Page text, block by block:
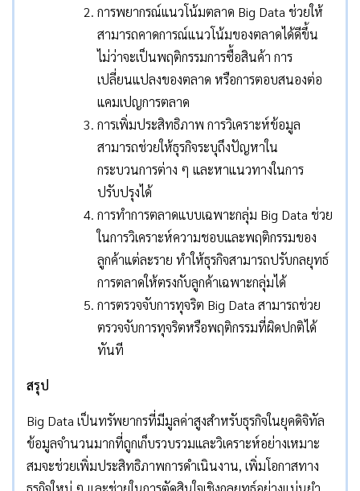
การพยากรณ์แนวโน้มตลาด Big Data ช่วยให้
สามารถคาดการณ์แนวโน้มของตลาดได้ดีขึ้น
ไม่ว่าจะเป็นพฤติกรรมการซื้อสินค้า การ
เปลี่ยนแปลงของตลาด หรือการตอบสนองต่อ
แคมเปญการตลาด
การเพิ่มประสิทธิภาพ การวิเคราะห์ข้อมูล
สามารถช่วยให้ธุรกิจระบุถึงปัญหาใน
กระบวนการต่าง ๆ และหาแนวทางในการ
ปรับปรุงได้
การทำการตลาดแบบเฉพาะกลุ่ม Big Data ช่วย
ในการวิเคราะห์ความชอบและพฤติกรรมของ
ลูกค้าแต่ละราย ทำให้ธุรกิจสามารถปรับกลยุทธ์
การตลาดให้ตรงกับลูกค้าเฉพาะกลุ่มได้
การตรวจจับการทุจริต Big Data สามารถช่วย
ตรวจจับการทุจริตหรือพฤติกรรมที่ผิดปกติได้
ทันที
สรุป
Big Data เป็นทรัพยากรที่มีมูลค่าสูงสำหรับธุรกิจในยุคดิจิทัล
ข้อมูลจำนวนมากที่ถูกเก็บรวบรวมและวิเคราะห์อย่างเหมาะ
สมจะช่วยเพิ่มประสิทธิภาพการดำเนินงาน, เพิ่มโอกาสทาง